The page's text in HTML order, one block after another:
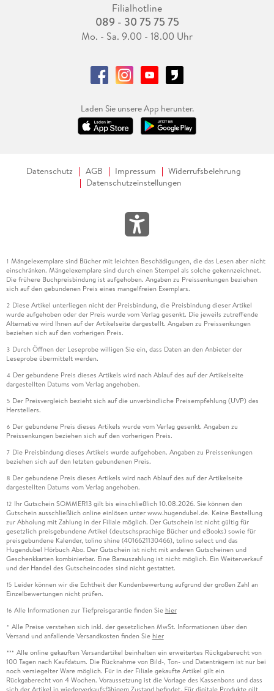
Filialhotline
089 - 30 75 75 75
Mo. - Sa. 9.00 - 18.00 Uhr
Laden Sie unsere App herunter.
Datenschutz AGB Impressum
Widerrufsbelehrung
Datenschutzeinstellungen
1 Mängelexemplare sind Bücher mit leichten Beschädigungen, die das Lesen aber nicht
einschränken. Mängelexemplare sind durch einen Stempel als solche gekennzeichnet.
Die frühere Buchpreisbindung ist aufgehoben. Angaben zu Preissenkungen beziehen
sich auf den gebundenen Preis eines mangelfreien Exemplars.
2 Diese Artikel unterliegen nicht der Preisbindung, die Preisbindung dieser Artikel
wurde aufgehoben oder der Preis wurde vom Verlag gesenkt. Die jeweils zutreffende
Alternative wird Ihnen auf der Artikelseite dargestellt. Angaben zu Preissenkungen
beziehen sich auf den vorherigen Preis.
3 Durch Öffnen der Leseprobe willigen Sie ein, dass Daten an den Anbieter der
Leseprobe übermittelt werden.
4 Der gebundene Preis dieses Artikels wird nach Ablauf des auf der Artikelseite
dargestellten Datums vom Verlag angehoben.
5 Der Preisvergleich bezieht sich auf die unverbindliche Preisempfehlung (UVP) des
Herstellers.
6 Der gebundene Preis dieses Artikels wurde vom Verlag gesenkt. Angaben zu
Preissenkungen beziehen sich auf den vorherigen Preis.
7 Die Preisbindung dieses Artikels wurde aufgehoben. Angaben zu Preissenkungen
beziehen sich auf den letzten gebundenen Preis.
8 Der gebundene Preis dieses Artikels wird nach Ablauf des auf der Artikelseite
dargestellten Datums vom Verlag angehoben.
12 Ihr Gutschein SOMMER13 gilt bis einschließlich 10.08.2026. Sie können den
Gutschein ausschließlich online einlösen unter www.hugendubel.de. Keine Bestellung
zur Abholung mit Zahlung in der Filiale möglich. Der Gutschein ist nicht gültig für
gesetzlich preisgebundene Artikel (deutschsprachige Bücher und eBooks) sowie für
preisgebundene Kalender, tolino shine (4016621130466), tolino select und das
Hugendubel Hörbuch Abo. Der Gutschein ist nicht mit anderen Gutscheinen und
Geschenkkarten kombinierbar. Eine Barauszahlung ist nicht möglich. Ein Weiterverkauf
und der Handel des Gutscheincodes sind nicht gestattet.
15 Leider können wir die Echtheit der Kundenbewertung aufgrund der großen Zahl an
Einzelbewertungen nicht prüfen.
16 Alle Informationen zur Tiefpreisgarantie finden Sie hier
* Alle Preise verstehen sich inkl. der gesetzlichen MwSt. Informationen über den
Versand und anfallende Versandkosten finden Sie hier
*** Alle online gekauften Versandartikel beinhalten ein erweitertes Rückgaberecht von
100 Tagen nach Kaufdatum. Die Rücknahme von Bild-, Ton- und Datenträgern ist nur bei
noch versiegelter Ware möglich. Für in der Filiale gekaufte Artikel gilt ein
Rückgaberecht von 4 Wochen. Voraussetzung ist die Vorlage des Kassenbons und dass
sich der Artikel in wiederverkaufsfähigem Zustand befindet. Für digitale Produkte gilt